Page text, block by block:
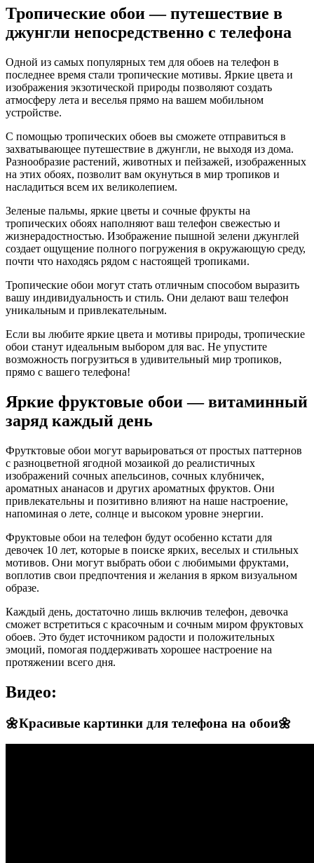
Тропические обои — путешествие в
джунгли непосредственно с телефона
Одной из самых популярных тем для обоев на телефон в
последнее время стали тропические мотивы. Яркие цвета и
изображения экзотической природы позволяют создать
атмосферу лета и веселья прямо на вашем мобильном
устройстве.
С помощью тропических обоев вы сможете отправиться в
захватывающее путешествие в джунгли, не выходя из дома.
Разнообразие растений, животных и пейзажей, изображенных
на этих обоях, позволит вам окунуться в мир тропиков и
насладиться всем их великолепием.
Зеленые пальмы, яркие цветы и сочные фрукты на
тропических обоях наполняют ваш телефон свежестью и
жизнерадостностью. Изображение пышной зелени джунглей
создает ощущение полного погружения в окружающую среду,
почти что находясь рядом с настоящей тропиками.
Тропические обои могут стать отличным способом выразить
вашу индивидуальность и стиль. Они делают ваш телефон
уникальным и привлекательным.
Если вы любите яркие цвета и мотивы природы, тропические
обои станут идеальным выбором для вас. Не упустите
возможность погрузиться в удивительный мир тропиков,
прямо с вашего телефона!
Яркие фруктовые обои — витаминный
заряд каждый день
Фрутктовые обои могут варьироваться от простых паттернов
с разноцветной ягодной мозаикой до реалистичных
изображений сочных апельсинов, сочных клубничек,
ароматных ананасов и других ароматных фруктов. Они
привлекательны и позитивно влияют на наше настроение,
напоминая о лете, солнце и высоком уровне энергии.
Фруктовые обои на телефон будут особенно кстати для
девочек 10 лет, которые в поиске ярких, веселых и стильных
мотивов. Они могут выбрать обои с любимыми фруктами,
воплотив свои предпочтения и желания в ярком визуальном
образе.
Каждый день, достаточно лишь включив телефон, девочка
сможет встретиться с красочным и сочным миром фруктовых
обоев. Это будет источником радости и положительных
эмоций, помогая поддерживать хорошее настроение на
протяжении всего дня.
Видео:
🌼Красивые картинки для телефона на обои🌼